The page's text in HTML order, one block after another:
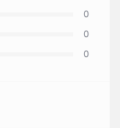
0
0
0